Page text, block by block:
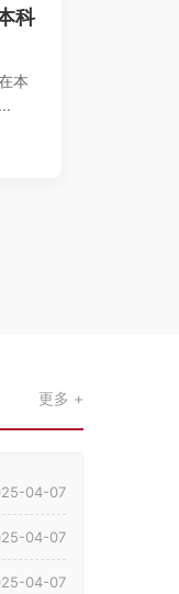
科
本
更多
04-07
04-07
04-07